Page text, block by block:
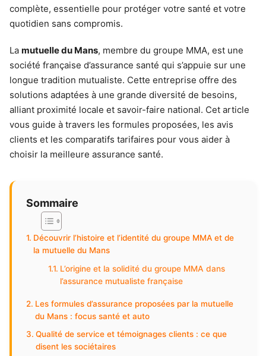
complète, essentielle pour protéger votre santé et votre
quotidien sans compromis.
La mutuelle du Mans, membre du groupe MMA, est une
société française d’assurance santé qui s’appuie sur une
longue tradition mutualiste. Cette entreprise offre des
solutions adaptées à une grande diversité de besoins,
alliant proximité locale et savoir-faire national. Cet article
vous guide à travers les formules proposées, les avis
clients et les comparatifs tarifaires pour vous aider à
choisir la meilleure assurance santé.
Sommaire
Découvrir l’histoire et l’identité du groupe MMA et de
la mutuelle du Mans
L’origine et la solidité du groupe MMA dans
l’assurance mutualiste française
Les formules d’assurance proposées par la mutuelle
du Mans : focus santé et auto
Qualité de service et témoignages clients : ce que
disent les sociétaires